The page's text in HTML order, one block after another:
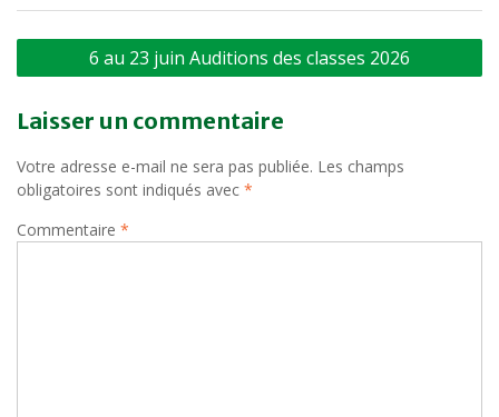
Navigation
de
l’article
6 au 23 juin Auditions des classes 2026
Laisser un commentaire
Votre adresse e-mail ne sera pas publiée. Les champs
obligatoires sont indiqués avec *
Commentaire *